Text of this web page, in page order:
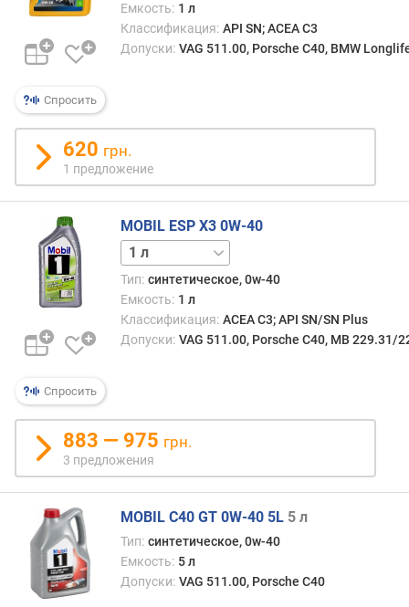
)
с
о
т
в
е
т
с
т
и
е
с
т
н
д
р
м
A
S
O
Спросить
Емкость: 1 л
Классификация: API SN; ACEA C3
Допуски: VAG 511.00, Porsche C40, BMW
620 грн.
1 предложение
Спросить
MOBIL ESP X3 0W-40
4 л 5 л
Тип: синтетическое, 0w-40
Емкость: 1 л
Классификация: ACEA C3; API SN/SN Plus
Допуски: VAG 511.00, Porsche C40, MB 229.31/
883 — 975 грн.
3 предложения
MOBIL C40 GT 0W-40 5L 5 л
Тип: синтетическое, 0w-40
Емкость: 5 л
Допуски: VAG 511.00, Porsche C40